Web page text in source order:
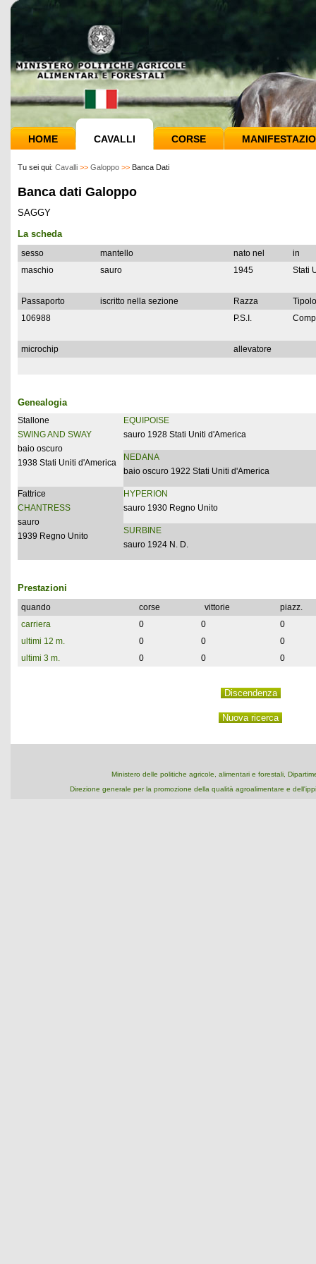
HOME CAVALLI CORSE
Tu sei qui: Cavalli >> Galoppo >> Banca Dati
Banca dati Galoppo
SAGGY
La scheda
sesso mantello nato nel
in
maschio
sauro 1945 Stati
Passaporto iscritto nella sezione Razza
106988
P.S.I.
microchip allevatore
Genealogia
Stallone
SWING AND SWAY
baio oscuro
1938 Stati Uniti d'America
EQUIPOISE
sauro 1928 Stati Uniti d'America
NEDANA
baio oscuro 1922 Stati Uniti d'America
Fattrice
CHANTRESS
sauro
1939 Regno Unito
HYPERION
sauro 1930 Regno Unito
SURBINE
sauro 1924 N. D.
Prestazioni
quando corse vittorie
piazz.
carriera
0 0
0
ultimi 12 m.
0 0
0
ultimi 3 m.
0 0 0
Ministero delle politiche agricole, alimentari e forestali,
Direzione generale per la promozione della qualità agroalimentare e